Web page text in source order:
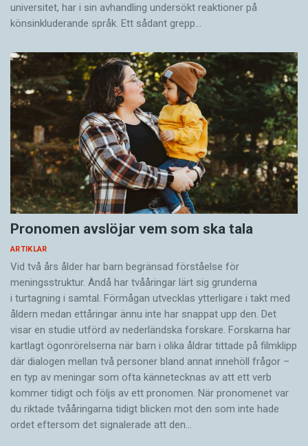
universitet, har i sin avhandling undersökt reaktioner på
könsinkluderande språk. Ett sådant grepp…
Pronomen avslöjar vem som ska tala
ARTIKLAR
Vid två års ålder har barn begränsad förståelse för
meningsstruktur. Ändå har tvååringar lärt sig grunderna
i turtagning i samtal. Förmågan utvecklas ytterligare i takt med
åldern medan ettåringar ännu inte har snappat upp den. Det
visar en studie utförd av nederländska forskare. Forskarna har
kartlagt ögonrörelserna när barn i olika åldrar tittade på filmklipp
där dialogen mellan två personer bland annat innehöll frågor –
en typ av meningar som ofta kännetecknas av att ett verb
kommer tidigt och följs av ett pronomen. När pronomenet var
du riktade tvååringarna tidigt blicken mot den som inte hade
ordet eftersom det ­signalerade att den…